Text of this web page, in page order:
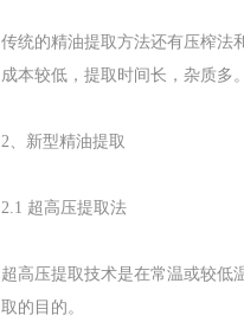
传统的精油提取方法还有压榨法
成本较低，提取时间长，杂质多。
2、新型精油提取
2.1 超高压提取法
超高压提取技术是在常温或较低
取的目的。